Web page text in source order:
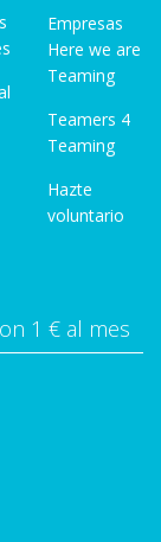
Empresas
Here we are
Teaming
Teamers 4
Teaming
Hazte
voluntario
1 € al mes